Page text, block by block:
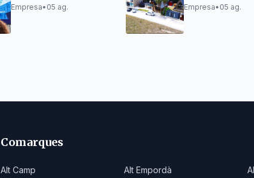
Empresa• 05 ag.
revolucionant el
Empresa• 05 ag.
Comarques
Alt Camp Alt Empordà